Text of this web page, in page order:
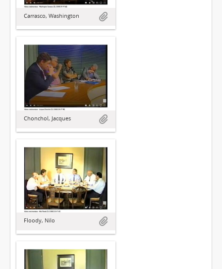
Carrasco, Washington
Chonchol, Jacques
Floody, Nilo